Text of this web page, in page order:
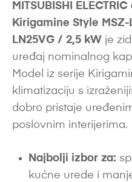
MITSUBISHI
Kirigamine Style MSZ-
LN25VG / 2,5 kW je
uređaj nominalnog
Model iz serije
klimatizaciju s
dobro pristaje
poslovnim interijerima.
Najbolji izbor za:
kućne urede i